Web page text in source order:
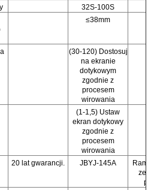
32S-100S
≤38mm
(30-120) Dostosuj
na ekranie
dotykowym
zgodnie z
procesem
wirowania
(1-1,5) Ustaw
ekran dotykowy
zgodnie z
procesem
wirowania
20 lat gwarancji. JBYJ-145A
ze